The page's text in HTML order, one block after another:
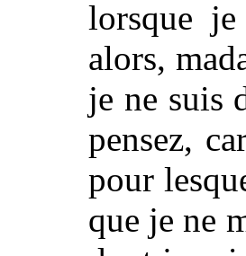
lorsque
alors,
je ne suis
pensez,
pour
que je ne